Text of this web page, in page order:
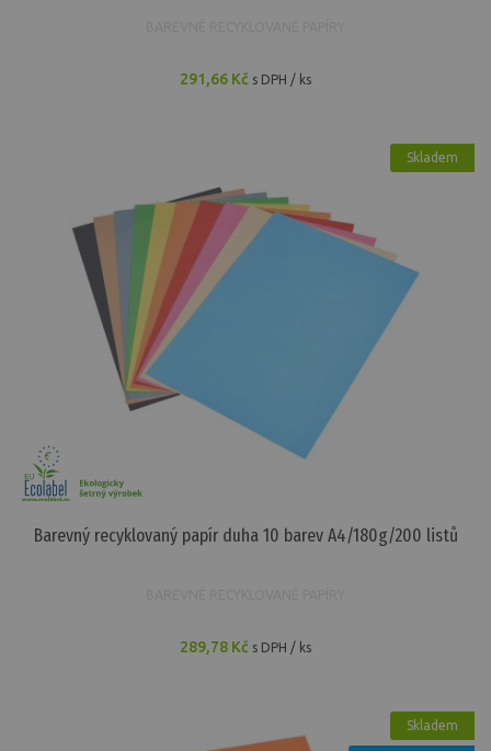
291,66 Kč s DPH / ks
Skladem
Barevný recyklovaný papír duha 10 barev A4/180g/200 listů
289,78 Kč s DPH / ks
Skladem